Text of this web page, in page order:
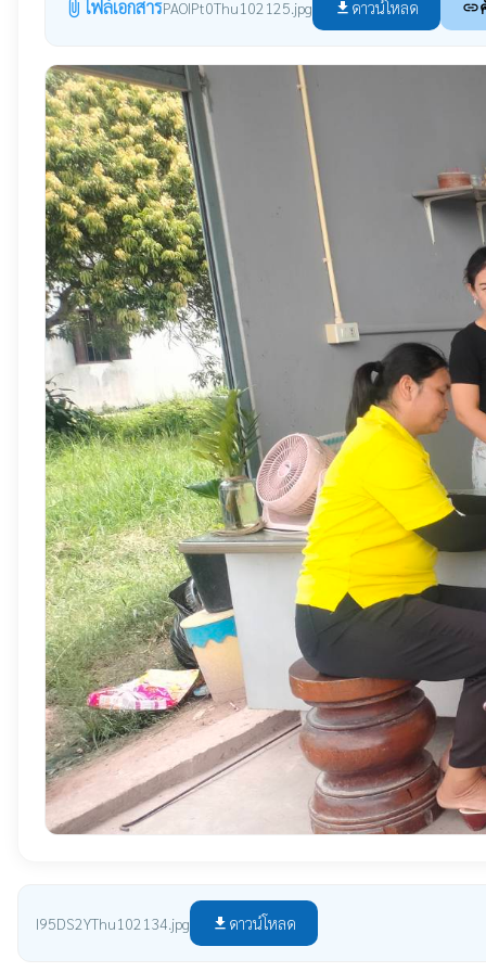
attach_file ไฟล์เอกสารPAOIPt0Thu102125.jpg file_download ดาวน์โหลด link
I95DS2YThu102134.jpg file_download ดาวน์โหลด